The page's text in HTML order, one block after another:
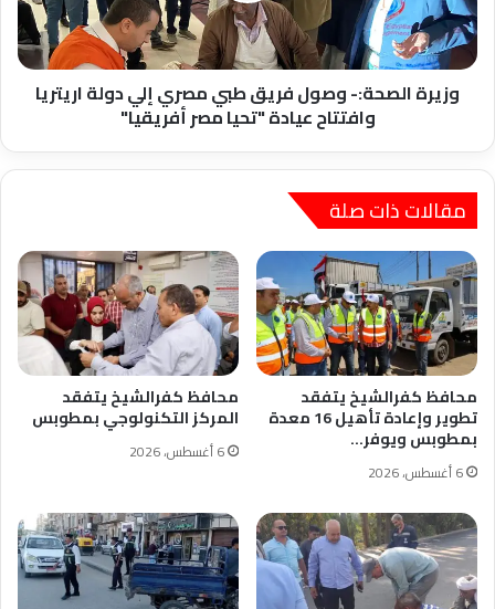
إلي
دولة
اريتريا
وافتتاح
عيادة
مصر
وزيرة الصحة:- وصول فريق طبي مصري إلي دولة اريتريا
وافتتاح عيادة "تحيا مصر أفريقيا"
مقالات ذات صلة
محافظ كفرالشيخ يتفقد
تطوير وإعادة تأهيل 16 معدة
بمطوبس ويوفر…
6 أغسطس، 2026
محافظ كفرالشيخ يتفقد
المركز التكنولوجي بمطوبس
6 أغسطس، 2026